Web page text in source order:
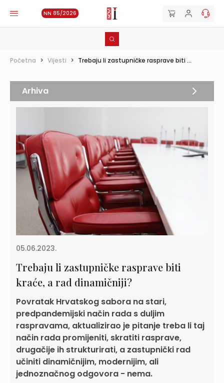
NN 85/2026
Početna > Vijesti > Trebaju li zastupničke rasprave biti ...
05.06.2023.
Trebaju li zastupničke rasprave biti
kraće, a rad dinamičniji?
Povratak Hrvatskog sabora na stari,
predpandemijski način rada s duljim
raspravama, aktualizirao je pitanje treba li taj
način rada promijeniti, skratiti rasprave,
drugačije ih strukturirati, a zastupnički rad
učiniti dinamičnijim, modernijim, ali
jednoznačnog odgovora - nema.
Arhiva